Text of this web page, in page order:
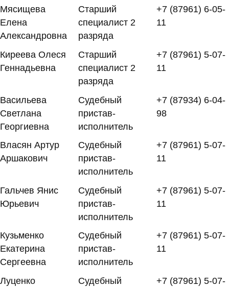
Мясищева
Елена
Александровна
Старший
специалист 2
разряда
+7 (87961) 6-05-
11
Киреева Олеся
Геннадьевна
Старший
специалист 2
разряда
+7 (87961) 5-07-
11
Васильева
Светлана
Георгиевна
Судебный
пристав-
исполнитель
+7 (87934) 6-04-
98
Власян Артур
Аршакович
Судебный
пристав-
исполнитель
+7 (87961) 5-07-
11
Гальчев Янис
Юрьевич
Судебный
пристав-
исполнитель
+7 (87961) 5-07-
11
Кузьменко
Екатерина
Сергеевна
Судебный
пристав-
исполнитель
+7 (87961) 5-07-
11
Луценко
Судебный
+7 (87961) 5-07-